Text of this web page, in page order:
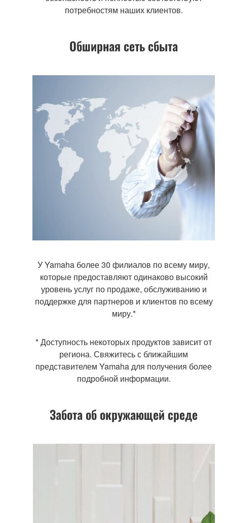
потребностям наших клиентов.
Обширная сеть сбыта
У Yamaha более 30 филиалов по всему миру,
которые предоставляют одинаково высокий
уровень услуг по продаже, обслуживанию и
поддержке для партнеров и клиентов по всему
миру.*
* Доступность некоторых продуктов зависит от
региона. Свяжитесь с ближайшим
представителем Yamaha для получения более
подробной информации.
Забота об окружающей среде